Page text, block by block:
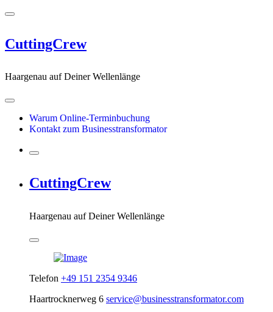
CuttingCrew
Haargenau auf Deiner Wellenlänge
Warum Online-Terminbuchung
Kontakt zum Businesstransformator
CuttingCrew
Haargenau auf Deiner Wellenlänge
Telefon +49 151 2354 9346
Haartrocknerweg 6 service@businesstransformator.com